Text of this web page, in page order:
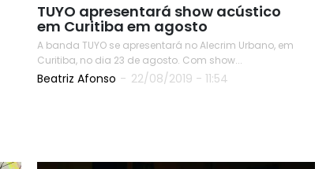
TUYO apresentará show acústico
em Curitiba em agosto
A banda TUYO se apresentará no Alecrim Urbano, em
Curitiba, no dia 23 de agosto. Com show...
Beatriz Afonso - 22/08/2019 - 11:54